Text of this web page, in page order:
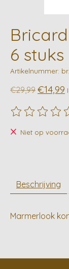
6 stuks
Artikelnummer:
€29,99 €14,99
De
Niet op
Beschrijving
Marmerlook